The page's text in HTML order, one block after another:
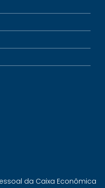
da Caixa Econômica